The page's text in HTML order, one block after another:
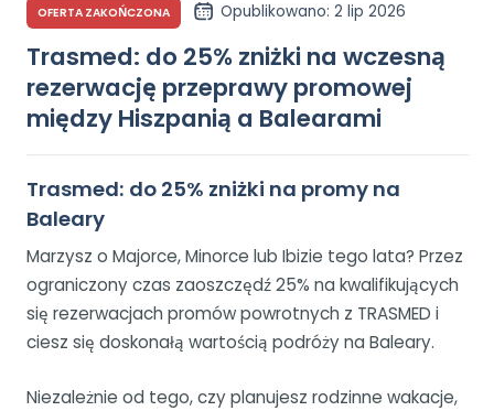
OFERTA ZAKOŃCZONA Opublikowano: 2 lip 2026
Trasmed: do 25% zniżki na wczesną
rezerwację przeprawy promowej
między Hiszpanią a Balearami
Trasmed: do 25% zniżki na promy na
Baleary
Marzysz o Majorce, Minorce lub Ibizie tego lata? Przez
ograniczony czas zaoszczędź 25% na kwalifikujących
się rezerwacjach promów powrotnych z TRASMED i
ciesz się doskonałą wartością podróży na Baleary.
Niezależnie od tego, czy planujesz rodzinne wakacje,